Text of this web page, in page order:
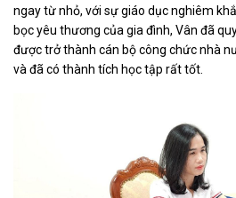
ngay từ nhỏ, với sự giáo dục nghiêm
bọc yêu thương của gia đình, Vân đã
được trở thành cán bộ công chức nhà
và đã có thành tích học tập rất tốt.